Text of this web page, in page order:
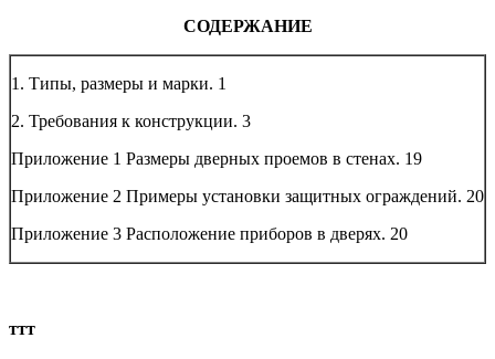
СОДЕРЖАНИЕ
1. Типы, размеры и марки. 1
2. Требования к конструкции. 3
Приложение 1 Размеры дверных проемов в стенах. 19
Приложение 2 Примеры установки защитных ограждений. 20
Приложение 3 Расположение приборов в дверях. 20
ттт